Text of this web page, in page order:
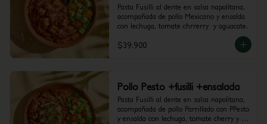
Pasta Fusilli al dente en salsa napolitana,
acompañada de pollo Mexicano y ensalda
con lechuga, tomate chrrerry  y aguacate.
$39.900
Pollo Pesto +fusilli +ensalada
Pasta Fusilli al dente en salsa napolitana,
acompañada de pollo Parrillado con PPesto
y ensalda con lechuga, tomate cherry y